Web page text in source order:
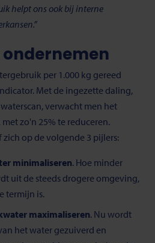
helpt ons ook bij interne
per 1.000 kg gereed
Met de ingezette daling,
verwacht men het
zo'n 25% te reduceren.
op de volgende 3 pijlers:
minimaliseren. Hoe minder
uit de steeds drogere omgeving,
termijn is.
maximaliseren. Nu wordt
het water gezuiverd en